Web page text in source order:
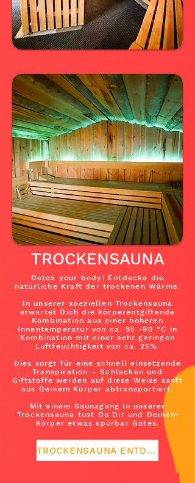
TROCKENSAUNA
Detox your body! Entdecke die
natürliche Kraft der trockenen Wärme.
In unserer speziellen Trockensauna
erwartet Dich die körperentgiftende
Kombination aus einer höheren
Innentemperatur von ca. 85 -90 °C in
Kombination mit einer sehr geringen
Luftfeuchtigkeit von ca. 25%.
Dies sorgt für eine schnell einsetzende
Transpiration – Schlacken und
Giftstoffe werden auf diese Weise sanft
aus Deinem Körper abtransportiert.
Mit einem Saunagang in unserer
Trockensauna tust Du Dir und Deinem
Körper etwas spürbar Gutes.
TROCKENSAUNA ENTDECKEN